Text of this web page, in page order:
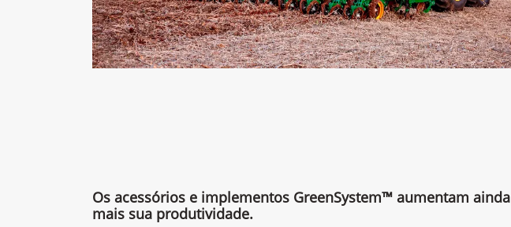
Os acessórios e implementos GreenSystem™ aumentam ainda
mais sua produtividade.​